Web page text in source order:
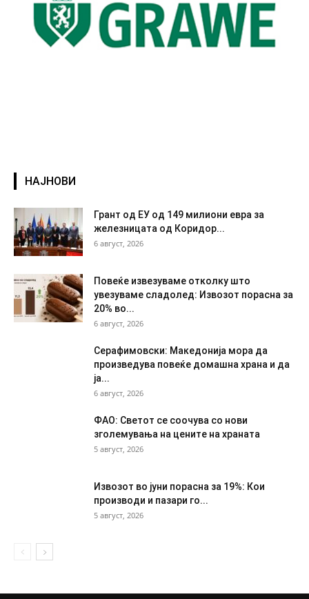
НАЈНОВИ
Грант од ЕУ од 149 милиони евра за
железницата од Коридор...
6 август, 2026
Повеќе извезуваме отколку што
увезуваме сладолед: Извозот порасна за
20% во...
6 август, 2026
Серафимовски: Македонија мора да
произведува повеќе домашна храна и да
ја...
6 август, 2026
ФАО: Светот се соочува со нови
зголемувања на цените на храната
5 август, 2026
Извозот во јуни порасна за 19%: Кои
производи и пазари го...
5 август, 2026